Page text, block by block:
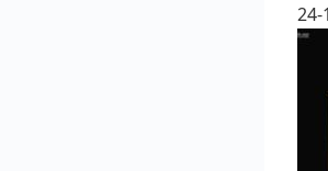
24-